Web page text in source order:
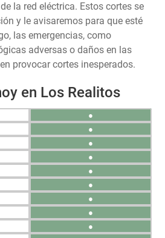
la red eléctrica. Estos cortes se
y le avisaremos para que esté
las emergencias, como
adversas o daños en las
provocar cortes inesperados.
en Los Realitos
●
●
●
●
●
●
●
●
●